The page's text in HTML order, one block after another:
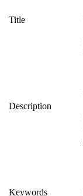
Title
Description
Keywords